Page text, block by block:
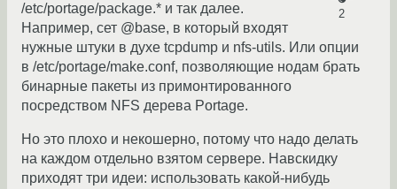
2
/etc/portage/package.* и так далее.
Например, сет @base, в который входят
нужные штуки в духе tcpdump и nfs-utils. Или опции
в /etc/portage/make.conf, позволяющие нодам брать
бинарные пакеты из примонтированного
посредством NFS дерева Portage.
Но это плохо и некошерно, потому что надо делать
на каждом отдельно взятом сервере. Навскидку
приходят три идеи: использовать какой-нибудь